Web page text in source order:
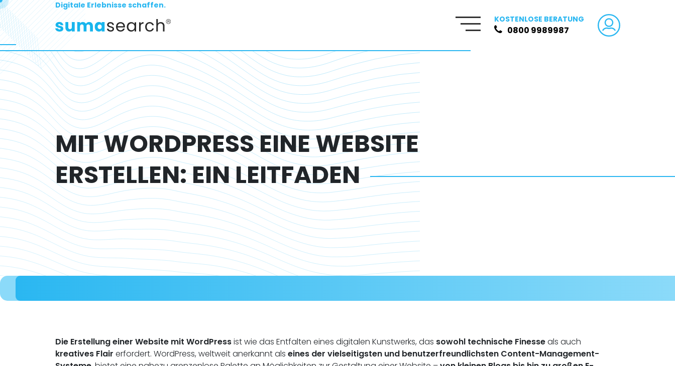
Digitale Erlebnisse schaffen.
KOSTENLOSE BERATUNG
0800 9989987
MIT WORDPRESS EINE WEBSITE
ERSTELLEN: EIN LEITFADEN
Die Erstellung einer Website mit WordPressist wie das Entfalten eines digitalen Kunstwerks, das sowohl technische Finesseals auch
kreatives Flair erfordert. WordPress, weltweit anerkannt als eines der vielseitigsten und benutzerfreundlichsten Content-Management-